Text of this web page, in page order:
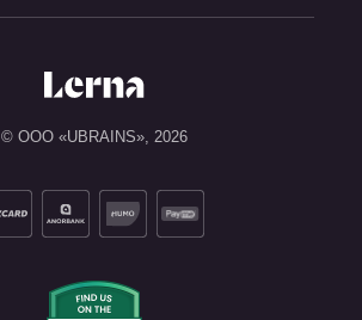
© ООО «UBRAINS», 2026